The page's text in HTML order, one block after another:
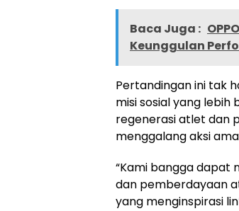
Baca Juga :
Keunggulan
Pertandingan ini tak
misi sosial yang lebih
regenerasi atlet dan
menggalang aksi
“Kami bangga dapat
dan pemberdayaan
yang menginspirasi